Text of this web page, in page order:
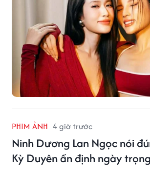
PHIM ẢNH 4 giờ trước
Ninh Dương Lan Ngọc nói
Kỳ Duyên ấn định ngày